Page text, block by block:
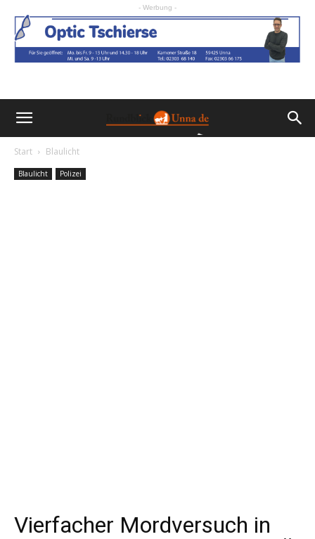
- Werbung -
Start Blaulicht
Blaulicht Polizei
Vierfacher Mordversuch in